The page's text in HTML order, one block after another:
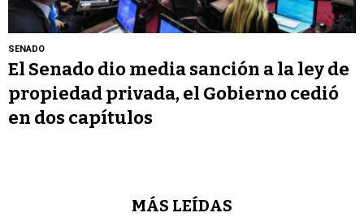
SENADO
El Senado dio media sanción a la ley de
propiedad privada, el Gobierno cedió
en dos capítulos
MÁS LEÍDAS